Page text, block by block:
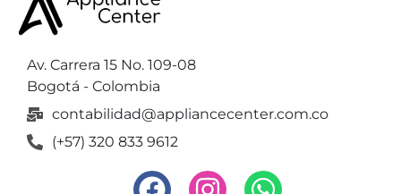
Av. Carrera 15 No. 109-08
Bogotá - Colombia
contabilidad@appliancecenter.com.co
(+57) 320 833 9612